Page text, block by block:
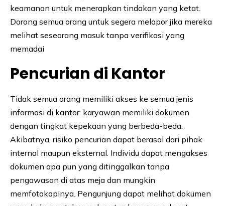
keamanan untuk menerapkan tindakan yang ketat.
Dorong semua orang untuk segera melapor jika mereka
melihat seseorang masuk tanpa verifikasi yang
memadai
Pencurian di Kantor
Tidak semua orang memiliki akses ke semua jenis
informasi di kantor: karyawan memiliki dokumen
dengan tingkat kepekaan yang berbeda-beda.
Akibatnya, risiko pencurian dapat berasal dari pihak
internal maupun eksternal. Individu dapat mengakses
dokumen apa pun yang ditinggalkan tanpa
pengawasan di atas meja dan mungkin
memfotokopinya. Pengunjung dapat melihat dokumen